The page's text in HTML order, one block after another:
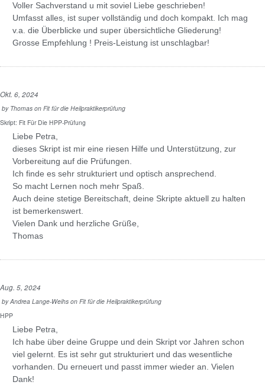
Voller Sachverstand u mit soviel Liebe geschrieben!
Umfasst alles, ist super vollständig und doch kompakt. Ich mag
v.a. die Überblicke und super übersichtliche Gliederung!
Grosse Empfehlung ! Preis-Leistung ist unschlagbar!
Okt. 6, 2024
by Thomas on Fit für die Heilpraktikerprüfung
Skript: Fit Für Die HPP-Prüfung
Liebe Petra,
dieses Skript ist mir eine riesen Hilfe und Unterstützung, zur
Vorbereitung auf die Prüfungen.
Ich finde es sehr strukturiert und optisch ansprechend.
So macht Lernen noch mehr Spaß.
Auch deine stetige Bereitschaft, deine Skripte aktuell zu halten
ist bemerkenswert.
Vielen Dank und herzliche Grüße,
Thomas
Aug. 5, 2024
byAndrea Lange-Weihs on Fit für die Heilpraktikerprüfung
HPP
Liebe Petra,
Ich habe über deine Gruppe und dein Skript vor Jahren schon
viel gelernt. Es ist sehr gut strukturiert und das wesentliche
vorhanden. Du erneuert und passt immer wieder an. Vielen
Dank!